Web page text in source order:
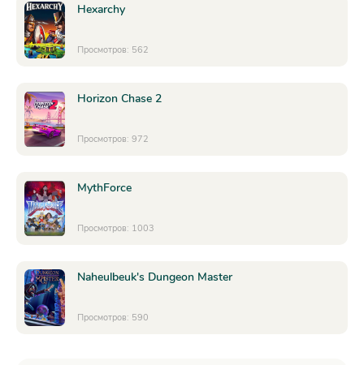
Hexarchy
Просмотров: 562
Horizon Chase 2
Просмотров: 972
MythForce
Просмотров: 1003
Naheulbeuk's Dungeon Master
Просмотров: 590